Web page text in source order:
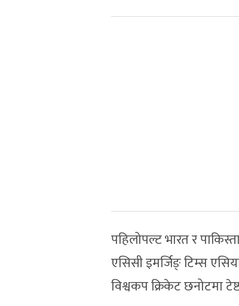
पहिलोपल्ट भारत र
एसिसी इमर्जिङ् टिम्स
विश्वकप क्रिकेट छनोटमा